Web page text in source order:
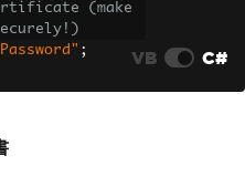
(make
; VB C#